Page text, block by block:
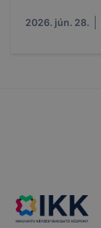
2026. jún. 28.